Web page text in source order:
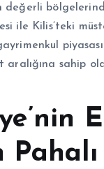
değerli
ile Kilis’teki
aralığına sahip